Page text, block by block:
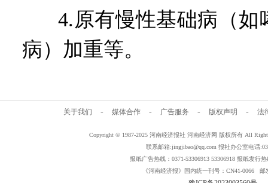
4.原有慢性基础病（如
病）加重等。
关于我们 - 媒体合作 - 广告服务 - 版权声明 - 法
Copyright © 1987-2025 河南经济报社 河南经济网 版权所有 All
联系邮箱:jingjibao@qq.com 报社办公室电话
报纸广告热线：0371-53306913 53306918 报纸发行热
《河南经济报》国内统一刊号：CN41-0066 邮